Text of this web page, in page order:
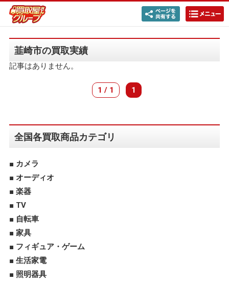
韮崎市の買取実績
記事はありません。
1 / 1 1
全国各買取商品カテゴリ
カメラ
オーディオ
楽器
TV
自転車
家具
フィギュア・ゲーム
生活家電
照明器具